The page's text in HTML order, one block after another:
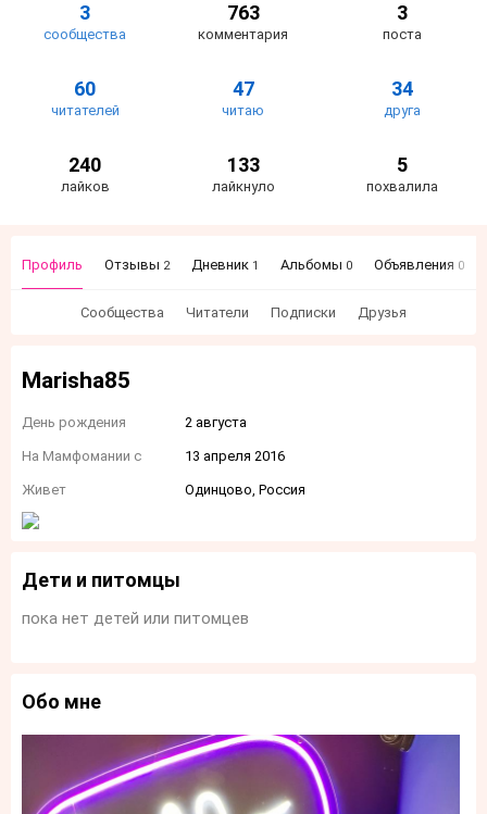
3
сообщества
763
комментария
3
поста
60
читателей
47
читаю
34
друга
240
лайков
133
лайкнуло
5
похвалила
Профиль Отзывы 2 Дневник 1 Альбомы 0 Объявления 0
Сообщества Читатели Подписки Друзья
Marisha85
День рождения 2 августа
На Мамфомании с 13 апреля 2016
Живет Одинцово, Россия
Дети и питомцы
пока нет детей или питомцев
Обо мне